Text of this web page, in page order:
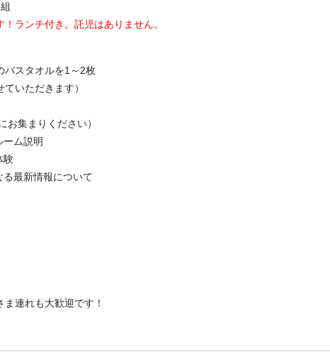
ランチ付き。託児はありません。
バスタオルを1～2枚
ていただきます）
集まりください）
ーム説明
験
最新情報について
連れも大歓迎です！